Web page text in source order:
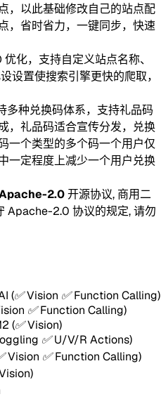
，以此基础修改自己的站点配
，省时省力，一键同步，快速
优化，支持自定义站点名称、
设置使搜索引擎更快的爬取，
多种兑换码体系，支持礼品码
，礼品码适合宣传分发，兑换
一个类型的多个码一个用户仅
一定程度上减少一个用户兑换
2.0开源协议, 商用二
Apache-2.0 协议的规定, 请勿
(✅ Vision ✅ Function Calling)
✅ Function Calling)
(✅ Vision)
✅ U/V/R Actions)
Vision ✅ Function Calling)